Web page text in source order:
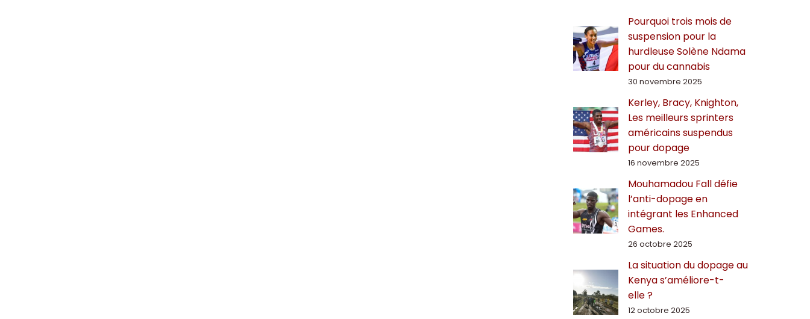
Pourquoi trois mois de
suspension pour la
hurdleuse Solène Ndama
pour du cannabis
30 novembre 2025
Kerley, Bracy, Knighton,
Les meilleurs sprinters
américains suspendus
pour dopage
16 novembre 2025
Mouhamadou Fall défie
l’anti-dopage en
intégrant les Enhanced
Games.
26 octobre 2025
La situation du dopage au
Kenya s’améliore-t-
elle ?
12 octobre 2025